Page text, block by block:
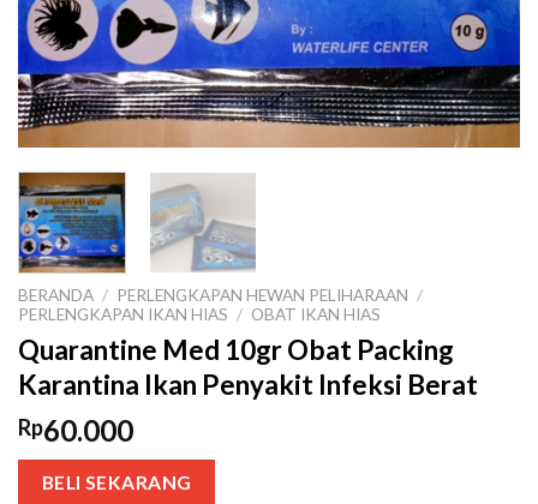
BERANDA / PERLENGKAPAN HEWAN PELIHARAAN /
PERLENGKAPAN IKAN HIAS / OBAT IKAN HIAS
Quarantine Med 10gr Obat Packing
Karantina Ikan Penyakit Infeksi Berat
Rp60.000
BELI SEKARANG